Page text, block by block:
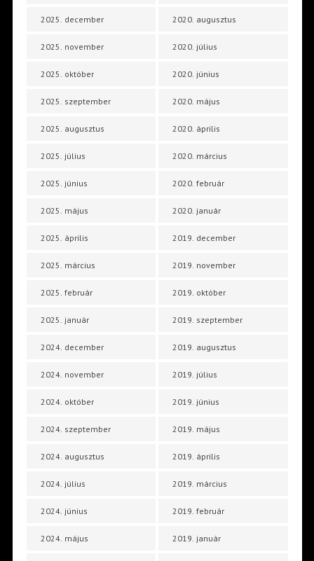
2025. december
2025. november
2025. október
2025. szeptember
2025. augusztus
2025. július
2025. június
2025. május
2025. április
2025. március
2025. február
2025. január
2024. december
2024. november
2024. október
2024. szeptember
2024. augusztus
2024. július
2024. június
2024. május
2020. augusztus
2020. július
2020. június
2020. május
2020. április
2020. március
2020. február
2020. január
2019. december
2019. november
2019. október
2019. szeptember
2019. augusztus
2019. július
2019. június
2019. május
2019. április
2019. március
2019. február
2019. január